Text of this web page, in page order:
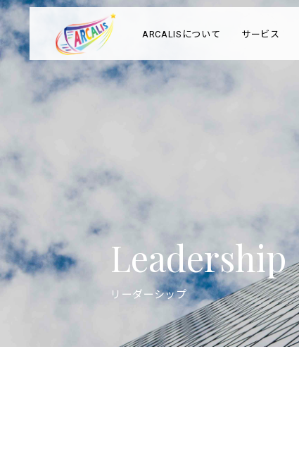
ARCALISについて サービス
Leadership
リーダーシップ